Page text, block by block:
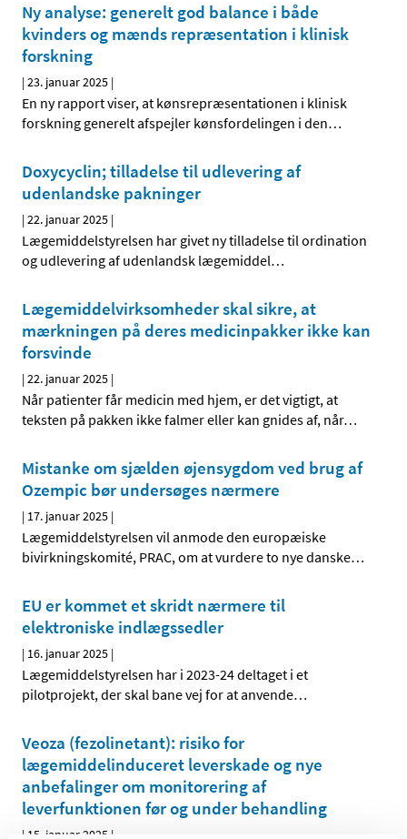
Ny analyse: generelt god balance i både
kvinders og mænds repræsentation i klinisk
forskning
|23. januar 2025 |
En ny rapport viser, at kønsrepræsentationen i klinisk
forskning generelt afspejler kønsfordelingen i den…
Doxycyclin; tilladelse til udlevering af
udenlandske pakninger
|22. januar 2025 |
Lægemiddelstyrelsen har givet ny tilladelse til ordination
og udlevering af udenlandsk lægemiddel…
Lægemiddelvirksomheder skal sikre, at
mærkningen på deres medicinpakker ikke kan
forsvinde
|22. januar 2025 |
Når patienter får medicin med hjem, er det vigtigt, at
teksten på pakken ikke falmer eller kan gnides af, når…
Mistanke om sjælden øjensygdom ved brug af
Ozempic bør undersøges nærmere
| 17. januar 2025 |
Lægemiddelstyrelsen vil anmode den europæiske
bivirkningskomité, PRAC, om at vurdere to nye danske…
EU er kommet et skridt nærmere til
elektroniske indlægssedler
| 16. januar 2025 |
Lægemiddelstyrelsen har i 2023-24 deltaget i et
pilotprojekt, der skal bane vej for at anvende…
Veoza (fezolinetant): risiko for
lægemiddelinduceret leverskade og nye
anbefalinger om monitorering af
leverfunktionen før og under behandling
| 15. januar 2025 |